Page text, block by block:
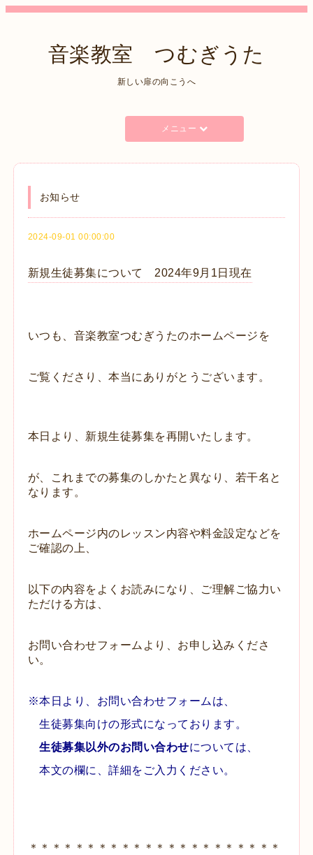
音楽教室 つむぎうた
新しい扉の向こうへ
メニュー
お知らせ
2024-09-01 00:00:00
新規生徒募集について 2024年9月1日現在
いつも、音楽教室つむぎうたのホームページを
ご覧くださり、本当にありがとうございます。
本日より、新規生徒募集を再開いたします。
が、これまでの募集のしかたと異なり、 若干名と
なります。
ホームページ内のレッスン内容や料金設定などを
ご確認の上、
以下の内容をよくお読みになり、ご理解ご協力い
ただける方は、
お問い合わせフォームより、お申し込みくださ
い。
※本日より、お問い合わせフォームは、
生徒募集向けの形式になっております。
生徒募集以外のお問い合わせについては、
本文の欄に、詳細をご入力ください。
＊＊＊＊＊＊＊＊＊＊＊＊＊＊＊＊＊＊＊＊＊＊